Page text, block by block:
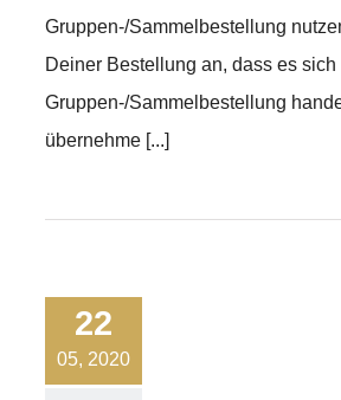
Gruppen-/Sammelbestellung
Deiner Bestellung an, dass es sich
Gruppen-/Sammelbestellung
übernehme [...]
22
05, 2020